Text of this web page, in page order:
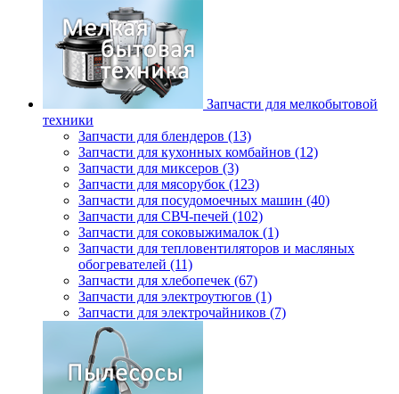
Запчасти для мелкобытовой
техники
Запчасти для блендеров (13)
Запчасти для кухонных комбайнов (12)
Запчасти для миксеров (3)
Запчасти для мясорубок (123)
Запчасти для посудомоечных машин (40)
Запчасти для СВЧ-печей (102)
Запчасти для соковыжималок (1)
Запчасти для тепловентиляторов и масляных
обогревателей (11)
Запчасти для хлебопечек (67)
Запчасти для электроутюгов (1)
Запчасти для электрочайников (7)